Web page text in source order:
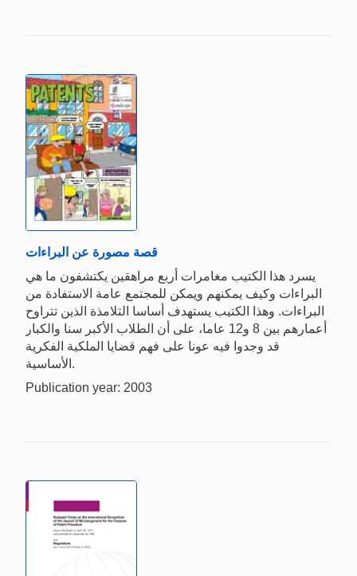
قصة مصورة عن البراءات
يسرد هذا الكتيب مغامرات أربع مراهقين يكتشفون ما هي
البراءات وكيف يمكنهم ويمكن للمجتمع عامة الاستفادة من
البراءات. وهذا الكتيب يستهدف أساسا التلامذة الذين تتراوح
أعمارهم بين 8 و12 عاما، على أن الطلاب الأكبر سنا والكبار
قد وجدوا فيه عونا على فهم قضايا الملكية الفكرية
الأساسية.
Publication year: 2003